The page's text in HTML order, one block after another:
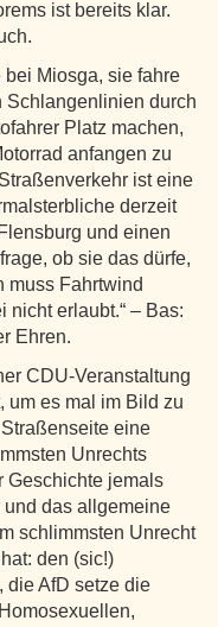
ist bereits klar.
bei Miosga, sie fahre
Schlangenlinien durch
Platz machen,
anfangen zu
ist eine
derzeit
und einen
ob sie das dürfe,
muss Fahrtwind
nicht erlaubt.“ – Bas:
Ehren.
CDU-Veranstaltung
um es mal im Bild zu
eine
Unrechts
Geschichte jemals
und das allgemeine
schlimmsten Unrecht
den (sic!)
die AfD setze die